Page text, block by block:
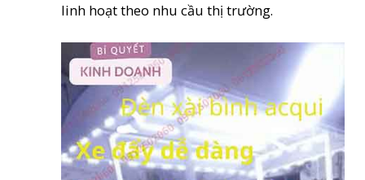
linh hoạt theo nhu cầu thị trường.